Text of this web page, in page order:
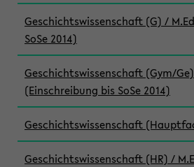
Geschichtswissenschaft (G) /
SoSe 2014)
Geschichtswissenschaft (Gym/
(Einschreibung bis SoSe 2014)
Geschichtswissenschaft
Geschichtswissenschaft (HR) /